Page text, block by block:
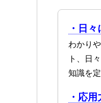
・日
わかり
ト、日
知識を
・応